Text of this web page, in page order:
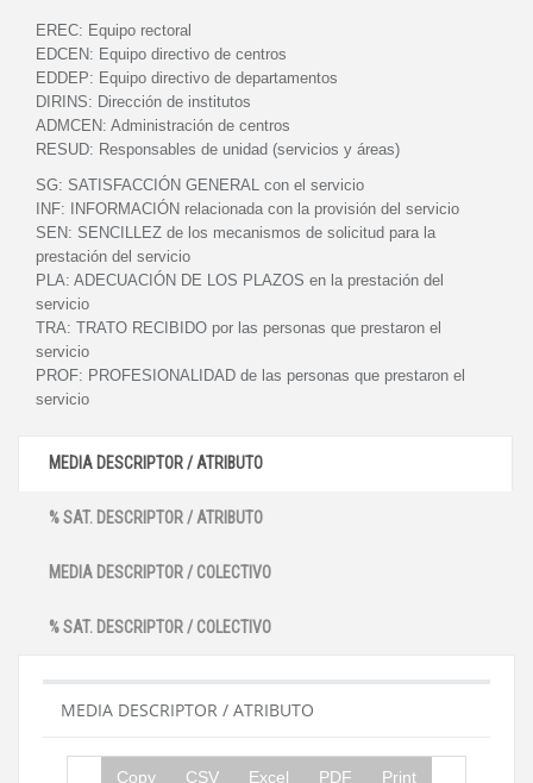
EREC: Equipo rectoral
EDCEN: Equipo directivo de centros
EDDEP: Equipo directivo de departamentos
DIRINS: Dirección de institutos
ADMCEN: Administración de centros
RESUD: Responsables de unidad (servicios y áreas)
SG: SATISFACCIÓN GENERAL con el servicio
INF:
INFORMACIÓN relacionada con la provisión del servicio
SEN: SENCILLEZ de los mecanismos de solicitud para la
prestación del servicio
PLA: ADECUACIÓN DE LOS PLAZOS en la prestación del
servicio
TRA: TRATO RECIBIDO por las personas que prestaron el
servicio
PROF: PROFESIONALIDAD de las personas que prestaron el
servicio
MEDIA DESCRIPTOR / ATRIBUTO
% SAT. DESCRIPTOR / ATRIBUTO
MEDIA DESCRIPTOR / COLECTIVO
% SAT. DESCRIPTOR / COLECTIVO
MEDIA DESCRIPTOR / ATRIBUTO
Copy CSV Excel PDF Print